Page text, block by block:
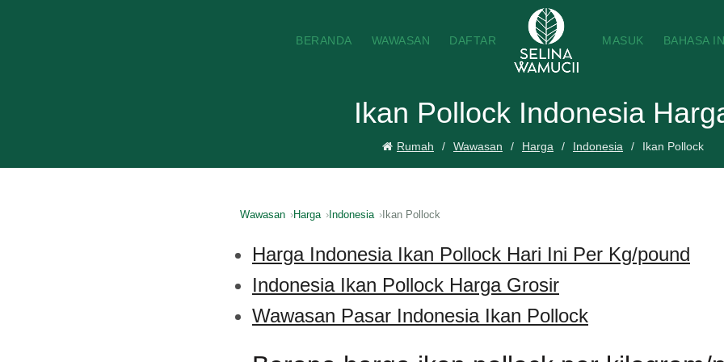
BERANDA WAWASAN DAFTAR MASUK BAHASA
Ikan Pollock Indonesia
Rumah Wawasan Harga Indonesia Ikan Pollock
Wawasan Harga Indonesia Ikan Pollock
Harga Indonesia Ikan Pollock Hari Ini Per Kg/pound
Indonesia Ikan Pollock Harga Grosir
Wawasan Pasar Indonesia Ikan Pollock